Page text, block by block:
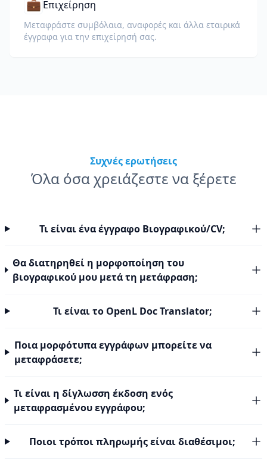
💼 Επιχείρηση
Μεταφράστε συμβόλαια, αναφορές και άλλα εταιρικά
έγγραφα για την επιχείρησή σας.
Συχνές ερωτήσεις
Όλα όσα χρειάζεστε να ξέρετε
Τι είναι ένα έγγραφο Βιογραφικού/CV;
Θα διατηρηθεί η μορφοποίηση του
βιογραφικού μου μετά τη μετάφραση;
Τι είναι το OpenL Doc Translator;
Ποια μορφότυπα εγγράφων μπορείτε να
μεταφράσετε;
Τι είναι η δίγλωσση έκδοση ενός
μεταφρασμένου εγγράφου;
Ποιοι τρόποι πληρωμής είναι διαθέσιμοι;